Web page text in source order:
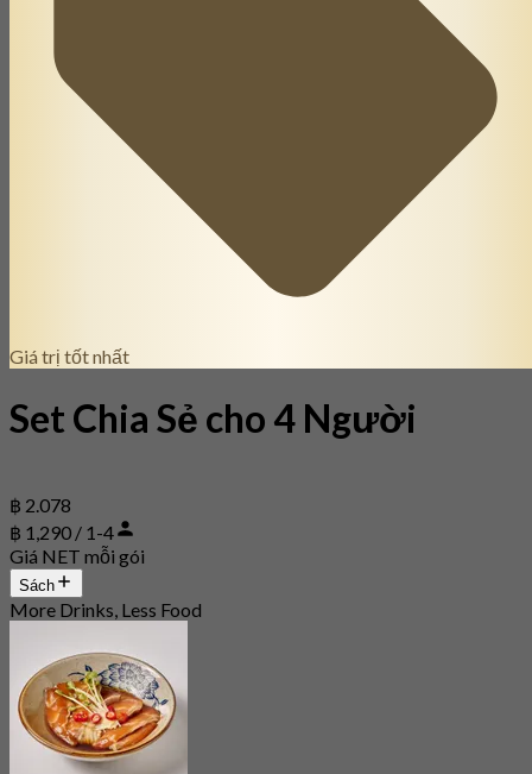
Giá trị tốt nhất
Set Chia Sẻ cho 4 Người
฿ 2.078
฿ 1,290 / 1-4
Giá NET mỗi gói
Sách
More Drinks, Less Food